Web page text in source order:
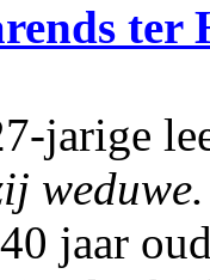
ter
jarige
weduwe.
jaar